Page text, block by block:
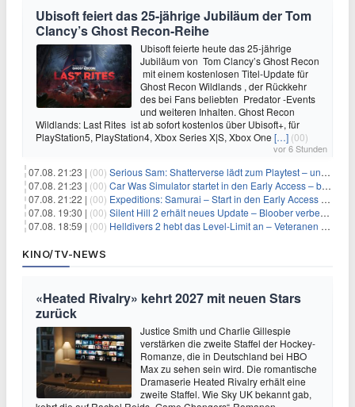
Ubisoft feiert das 25-jährige Jubiläum der Tom
Clancy’s Ghost Recon-Reihe
Ubisoft feierte heute das 25-jährige
Jubiläum von Tom Clancy’s Ghost Recon
mit einem kostenlosen Titel-Update für
Ghost Recon Wildlands , der Rückkehr
des bei Fans beliebten Predator -Events
und weiteren Inhalten. Ghost Recon
Wildlands: Last Rites ist ab sofort kostenlos über Ubisoft+, für
PlayStation5, PlayStation4, Xbox Series X|S, Xbox One […] (00)
vor 6 Stunden
07.08. 21:23 | (00) Serious Sam: Shatterverse lädt zum Playtest – und erscheint schon bald!
07.08. 21:23 | (00) Car Was Simulator startet in den Early Access – bald gehts los!
07.08. 21:22 | (00) Expeditions: Samurai – Start in den Early Access ab heute im feudalen Japan
07.08. 19:30 | (00) Silent Hill 2 erhält neues Update – Bloober verbessert Grafik und Performance
07.08. 18:59 | (00) Helldivers 2 hebt das Level-Limit an – Veteranen können endlich weiter aufsteigen
KINO/TV-NEWS
«Heated Rivalry» kehrt 2027 mit neuen Stars
zurück
Justice Smith und Charlie Gillespie
verstärken die zweite Staffel der Hockey-
Romanze, die in Deutschland bei HBO
Max zu sehen sein wird. Die romantische
Dramaserie Heated Rivalry erhält eine
zweite Staffel. Wie Sky UK bekannt gab,